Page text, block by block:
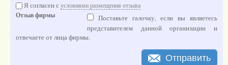
Я согласен сусловиями размещения отзыва
Отзыв фирмы
Поставьте галочку, если вы являетесь
представителем данной организации и
отвечаете от лица фирмы.
Отправить